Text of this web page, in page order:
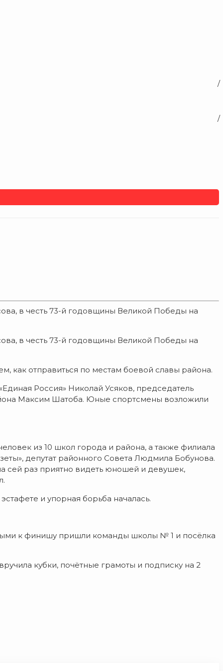
в честь 73-й годовщины Великой Победы на
в честь 73-й годовщины Великой Победы на
как отправиться по местам боевой славы района.
Россия» Николай Усяков, председатель
Максим Шатоба. Юные спортсмены возложили
из 10 школ города и района, а также филиала
депутат районного Совета Людмила Бобунова.
сей раз приятно видеть юношей и девушек,
и упорная борьба началась.
к финишу пришли команды школы № 1 и посёлка
кубки, почётные грамоты и подписку на 2